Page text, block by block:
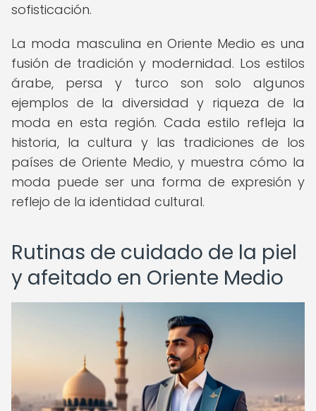
sofisticación.
La moda masculina en Oriente Medio es una
fusión de tradición y modernidad. Los estilos
árabe, persa y turco son solo algunos
ejemplos de la diversidad y riqueza de la
moda en esta región. Cada estilo refleja la
historia, la cultura y las tradiciones de los
países de Oriente Medio, y muestra cómo la
moda puede ser una forma de expresión y
reflejo de la identidad cultural.
Rutinas de cuidado de la piel
y afeitado en Oriente Medio